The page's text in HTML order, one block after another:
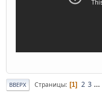
ВВЕРХ Страницы 1 2 3 ...